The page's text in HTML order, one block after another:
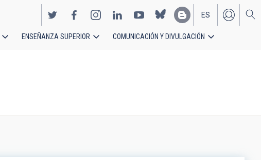
EN
ES
ENSEÑANZA SUPERIOR COMUNICACIÓN Y DIVULGACIÓN